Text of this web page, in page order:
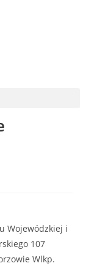
Wojewódzkiej i
107
Wlkp.